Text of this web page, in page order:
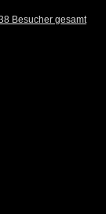
Besucher gesamt